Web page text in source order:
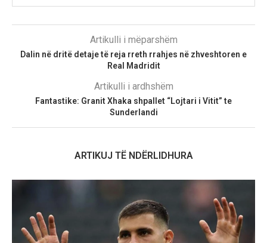
Artikulli i mëparshëm
Dalin në dritë detaje të reja rreth rrahjes në zhveshtoren e
Real Madridit
Artikulli i ardhshëm
Fantastike: Granit Xhaka shpallet “Lojtari i Vitit” te
Sunderlandi
ARTIKUJ TË NDËRLIDHURA